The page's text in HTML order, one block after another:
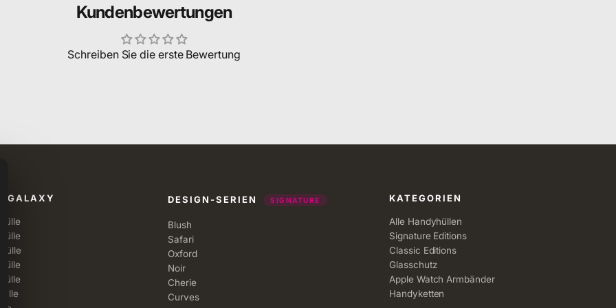
Kundenbewertungen
Schreiben Sie die erste Bewertung
GALAXY DESIGN-SERIEN SIGNATURE
Blush
Safari
Oxford
Noir
Cherie
Curves
KATEGORIEN
Alle Handyhüllen
Signature Editions
Classic Editions
Glasschutz
Apple Watch Armbänder
Handyketten